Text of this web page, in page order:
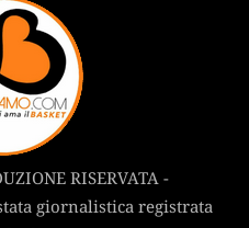
RISERVATA -
giornalistica registrata